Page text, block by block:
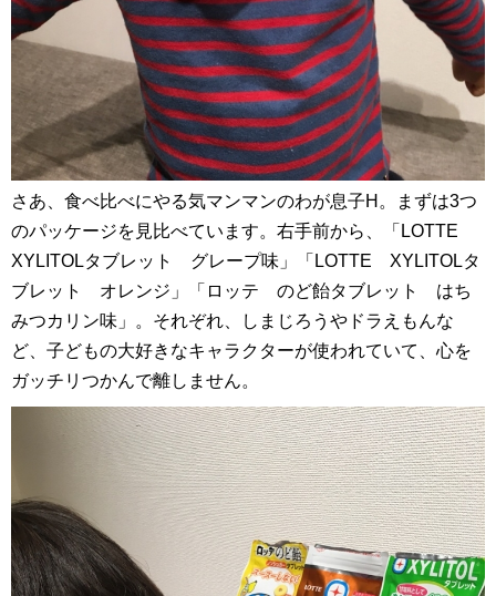
さあ、食べ比べにやる気マンマンのわが息子H。まずは3つ
のパッケージを見比べています。右手前から、「LOTTE
XYLITOLタブレット グレープ味」「LOTTE XYLITOLタ
ブレット オレンジ」「ロッテ のど飴タブレット はち
みつカリン味」。それぞれ、しまじろうやドラえもんな
ど、子どもの大好きなキャラクターが使われていて、心を
ガッチリつかんで離しません。